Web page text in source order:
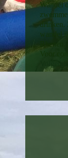
Wandel
drinken.
wandel
Rhenen.
Voor